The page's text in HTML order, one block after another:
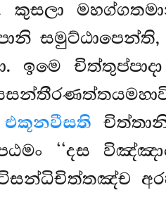
සමුට්ඨාපෙන්ති,
එකූනවීසති
‘‘දස